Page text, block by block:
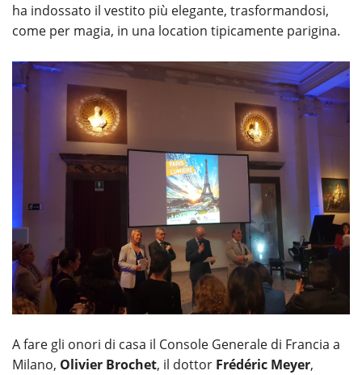
ha indossato il vestito più elegante, trasformandosi,
come per magia, in una location tipicamente parigina.
A fare gli onori di casa il Console Generale di Francia a
Milano, Olivier Brochet, il dottor Frédéric Meyer,